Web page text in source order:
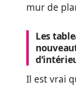
mur de
Les
Il est vrai